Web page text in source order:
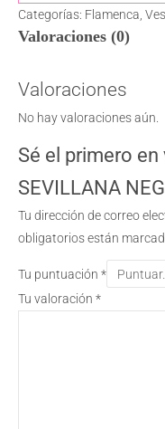
Categorías: Flamenca,
Valoraciones (0)
Valoraciones
No hay valoraciones aún.
Sé el primero en
SEVILLANA
Tu dirección de correo
obligatorios están
Tu puntuación *
Tu valoración *